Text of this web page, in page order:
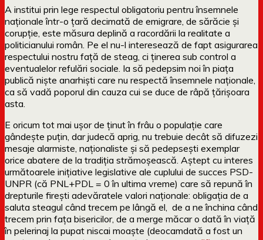
A institui prin lege respectul obligatoriu pentru însemnele
naționale într-o țară decimată de emigrare, de sărăcie și
corupție, este măsura deplină a racordării la realitate a
politicianului român. Pe el nu-l interesează de fapt asigurarea
respectului nostru față de steag, ci ținerea sub control a
eventualelor refulări sociale. Ia să pedepsim noi în piața
publică niște anarhiști care nu respectă însemnele naționale,
ca să vadă poporul din cauza cui se duce de râpă țărișoara
asta.
E oricum tot mai ușor de ținut în frâu o populație care
gândește puțin, dar judecă aprig, nu trebuie decât să difuzezi
mesaje alarmiste, naționaliste și să pedepsești exemplar
orice abatere de la tradiția strămoșească. Aștept cu interes
următoarele inițiative legislative ale cuplului de succes PSD-
UNPR (că PNL+PDL = 0 în ultima vreme) care să repună în
drepturile firești adevăratele valori naționale: obligația de a
saluta steagul când trecem pe lângă el, de a ne închina când
trecem prin fața bisericilor, de a merge măcar o dată în viață
în pelerinaj la pupat niscai moaște (deocamdată a fost un